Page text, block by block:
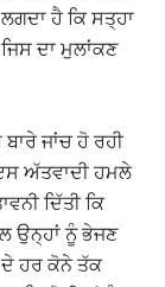
ਹੈ ਕਿ ਸਤ੍ਹਾ
ਦਾ ਮੁਲਾਂਕਣ
ਜਾਂਚ ਹੋ ਰਹੀ
ਅੱਤਵਾਦੀ ਹਮਲੇ
ਦਿੱਤੀ ਕਿ
ਉਨ੍ਹਾਂ ਨੂੰ ਭੇਜਣ
ਦੇ ਹਰ ਕੋਨੇ ਤੱਕ